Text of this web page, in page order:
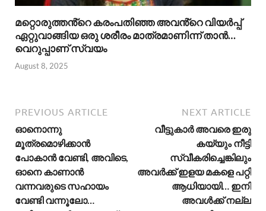
മറ്റൊരുത്തൻ്റെ കരംപതിഞ്ഞ അവൻ്റെ വിയർപ്പ്
ഏറ്റുവാങ്ങിയ ഒരു ശരീരം മാത്രമാണിന്ന് താൻ…
വെറുപ്പാണ് സ്വയം
August 8, 2025
PREVIOUS ARTICLE
ഓനൊന്നു
മൂത്രമൊഴിക്കാൻ
പോകാൻ വേണ്ടി, അവിടെ,
ഓനെ കാണാൻ
വന്നവരുടെ സഹായം
വേണ്ടി വന്നൂലോ…
NEXT ARTICLE
വീട്ടുകാർ അവരെ ഇരു
കയ്യും നീട്ടി
സ്വീകരിച്ചെങ്കിലും
അവർക്ക് ഇളയ മകളെ പറ്റി
ആധിയായി… ഇനി
അവൾക്ക് നല്ല